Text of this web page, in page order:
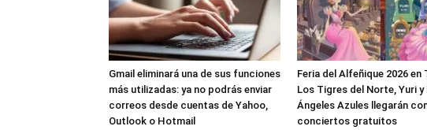
Gmail eliminará una de sus funciones
más utilizadas: ya no podrás enviar
correos desde cuentas de Yahoo,
Outlook o Hotmail
Feria del Alfeñique 2026 en
Los Tigres del Norte, Yuri y
Ángeles Azules llegarán
conciertos gratuitos